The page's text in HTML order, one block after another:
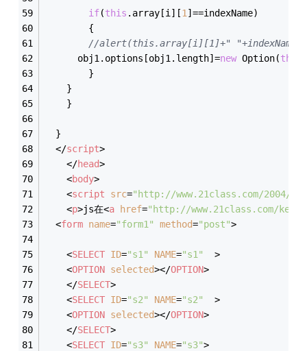
if(this .array[i][1 ]==indexName)
    	{
//alert(this.array[i][1]+"
      obj1.options[obj1.length]=
new Option(this
    	}
    }
  	}
  }
</script>
</head>
<body>
<script src="http://www.21class.com/2004/
<p>js在<a href="http://www.21class.com/
<form name="form1" method="post">
<SELECT ID="s1" NAME="s1"
  >
<OPTION selected></OPTION>
</SELECT>
<SELECT ID="s2" NAME="s2"
  >
<OPTION selected></OPTION>
</SELECT>
<SELECT ID="s3" NAME="s3">